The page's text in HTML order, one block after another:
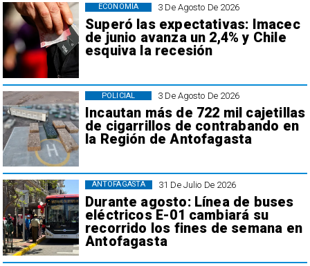
3 De Agosto De 2026
Superó las expectativas: Imacec
de junio avanza un 2,4% y Chile
esquiva la recesión
ECONOMÍA
3 De Agosto De 2026
Incautan más de 722 mil cajetillas
de cigarrillos de contrabando en
la Región de Antofagasta
POLICIAL
31 De Julio De 2026
Durante agosto: Línea de buses
eléctricos E-01 cambiará su
recorrido los fines de semana en
Antofagasta
ANTOFAGASTA